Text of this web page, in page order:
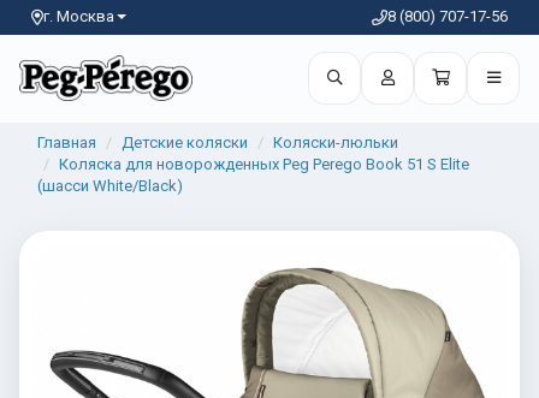
г. Москва 8 (800) 707-17-56
Главная Детские коляски
Коляски-люльки
Коляска для новорожденных Peg Perego Book 51 S Elite
(шасси White/Black)